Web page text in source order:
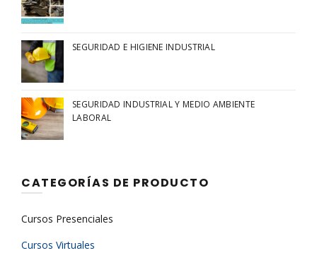
SEGURIDAD E HIGIENE INDUSTRIAL
SEGURIDAD INDUSTRIAL Y MEDIO AMBIENTE
LABORAL
CATEGORÍAS DE PRODUCTO
Cursos Presenciales
Cursos Virtuales